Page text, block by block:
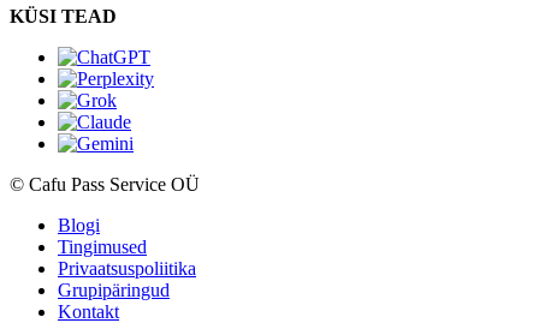
KÜSI TEAD
© Cafu Pass Service OÜ
Blogi
Tingimused
Privaatsuspoliitika
Grupipäringud
Kontakt